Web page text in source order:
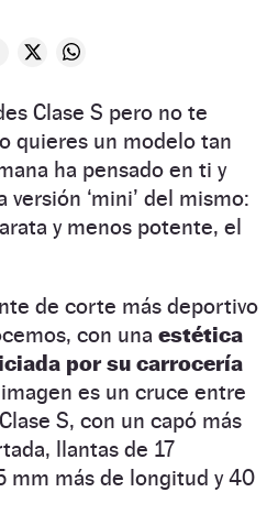
Clase S pero no te
quieres un modelo tan
ha pensado en ti y
‘mini’ del mismo:
y menos potente, el
de corte más deportivo
con una estética
por su carrocería
es un cruce entre
S, con un capó más
llantas de 17
mm más de longitud y 40